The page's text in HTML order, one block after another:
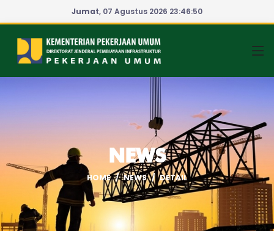
Jumat, 07 Agustus 2026 23:46:50
NEWS
HOME NEWS DETAIL